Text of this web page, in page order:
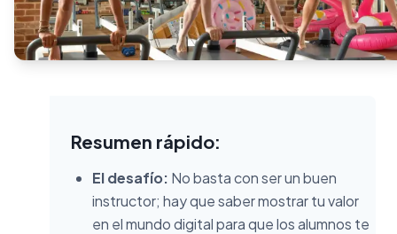
Resumen rápido:
El desafío: No basta con ser un buen
instructor; hay que saber mostrar tu valor
en el mundo digital para que los alumnos te